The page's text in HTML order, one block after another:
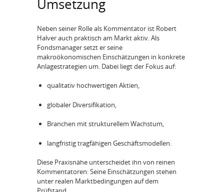
Umsetzung
Neben seiner Rolle als Kommentator ist Robert
Halver auch praktisch am Markt aktiv. Als
Fondsmanager setzt er seine
makroökonomischen Einschätzungen in konkrete
Anlagestrategien um. Dabei liegt der Fokus auf:
qualitativ hochwertigen Aktien,
globaler Diversifikation,
Branchen mit strukturellem Wachstum,
langfristig tragfähigen Geschäftsmodellen.
Diese Praxisnähe unterscheidet ihn von reinen
Kommentatoren: Seine Einschätzungen stehen
unter realen Marktbedingungen auf dem